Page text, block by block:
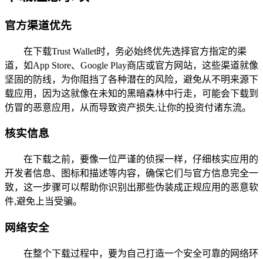
官方渠道优先
在下载Trust Wallet时，务必始终优先选择官方指定的渠
道，如App Store、Google Play商店或官方网站，这些渠道就像
坚固的防线，为你阻挡了各种潜在的风险，避免从不明来源下
载应用，因为这就像在未知的黑暗森林中行走，可能会下载到
仿冒的恶意应用，从而导致资产损失,让你的投资付诸东流。
核实信息
在下载之前，要像一位严谨的侦探一样，仔细核实应用的
开发者信息、图标和描述等内容，确保它们与官方信息完全一
致，这一步骤可以帮助你识别出那些伪装成正规应用的恶意软
件,避免上当受骗。
网络安全
在整个下载过程中，要为自己打造一个安全可靠的网络环